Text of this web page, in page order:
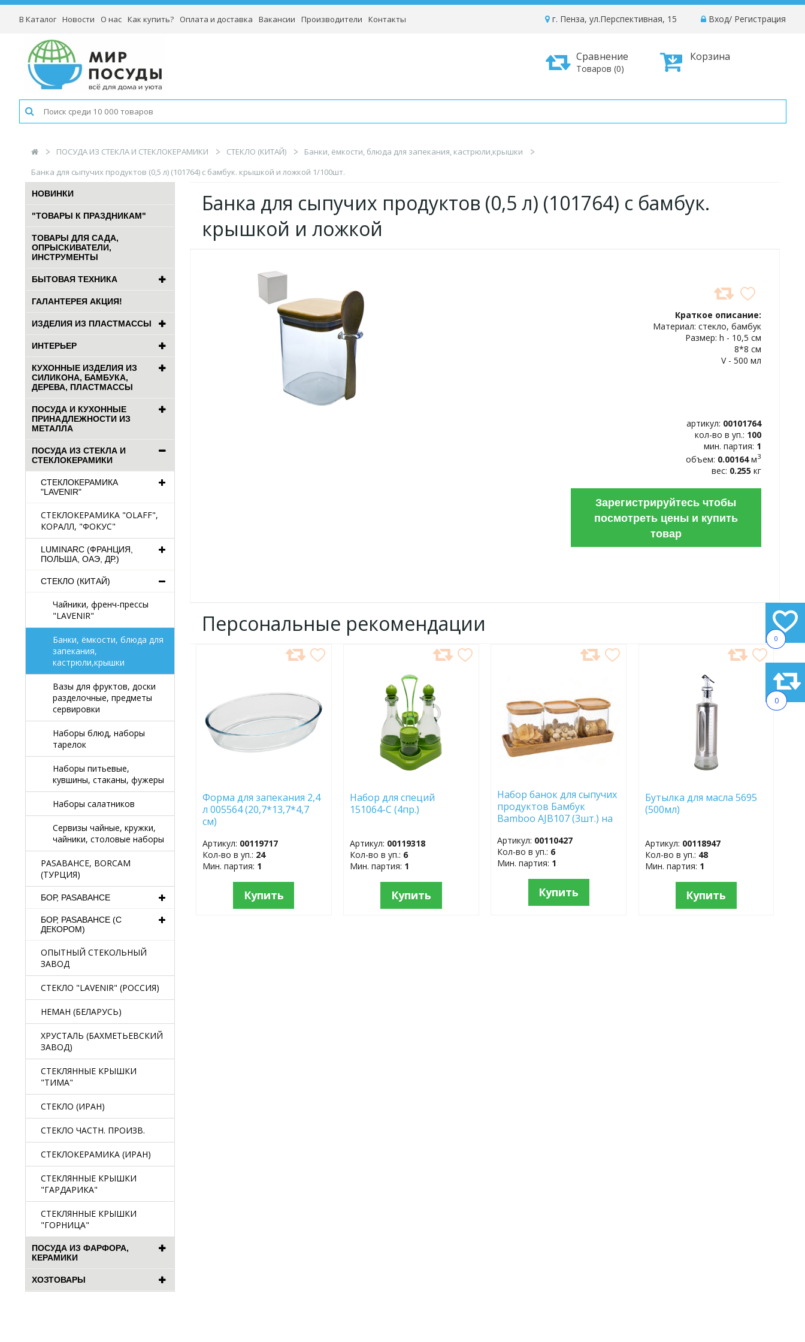
0
0
В Каталог Новости О нас Как купить? Оплата и доставка Вакансии Производители Контакты Вход/ Регистрация
г. Пенза, ул.Перспективная, 15
Корзина
Сравнение
Товаров (0)
ПОСУДА ИЗ СТЕКЛА И СТЕКЛОКЕРАМИКИ СТЕКЛО (КИТАЙ)
Банки, ёмкости, блюда для запекания, кастрюли,крышки
Банка для сыпучих продуктов (0,5 л) (101764) с бамбук. крышкой и ложкой 1/100шт.
НОВИНКИ
"ТОВАРЫ К ПРАЗДНИКАМ"
ТОВАРЫ ДЛЯ САДА,
ОПРЫСКИВАТЕЛИ,
ИНСТРУМЕНТЫ
БЫТОВАЯ ТЕХНИКА
ГАЛАНТЕРЕЯ АКЦИЯ!
ИЗДЕЛИЯ ИЗ ПЛАСТМАССЫ
ИНТЕРЬЕР
КУХОННЫЕ ИЗДЕЛИЯ ИЗ
СИЛИКОНА, БАМБУКА,
ДЕРЕВА, ПЛАСТМАССЫ
ПОСУДА И КУХОННЫЕ
ПРИНАДЛЕЖНОСТИ ИЗ
МЕТАЛЛА
ПОСУДА ИЗ СТЕКЛА И
СТЕКЛОКЕРАМИКИ
СТЕКЛОКЕРАМИКА
"LAVENIR"
СТЕКЛОКЕРАМИКА "OLAFF",
КОРАЛЛ, "ФОКУС"
LUMINARC (ФРАНЦИЯ,
ПОЛЬША, ОАЭ, ДР.)
СТЕКЛО (КИТАЙ)
Чайники, френч-прессы
"LAVENIR"
Банки, ёмкости, блюда для
запекания,
кастрюли,крышки
Вазы для фруктов, доски
разделочные, предметы
сервировки
Наборы блюд, наборы
тарелок
Наборы питьевые,
кувшины, стаканы, фужеры
Наборы салатников
Сервизы чайные, кружки,
чайники, столовые наборы
PASABAHCE, BORCAM
(ТУРЦИЯ)
БОР, PASABAHCE
БОР, PASABAHCE (С
ДЕКОРОМ)
ОПЫТНЫЙ СТЕКОЛЬНЫЙ
ЗАВОД
СТЕКЛО "LAVENIR" (РОССИЯ)
НЕМАН (БЕЛАРУСЬ)
ХРУСТАЛЬ (БАХМЕТЬЕВСКИЙ
ЗАВОД)
СТЕКЛЯННЫЕ КРЫШКИ
"ТИМА"
СТЕКЛО (ИРАН)
СТЕКЛО ЧАСТН. ПРОИЗВ.
СТЕКЛОКЕРАМИКА (ИРАН)
СТЕКЛЯННЫЕ КРЫШКИ
"ГАРДАРИКА"
СТЕКЛЯННЫЕ КРЫШКИ
"ГОРНИЦА"
ПОСУДА ИЗ ФАРФОРА,
КЕРАМИКИ
ХОЗТОВАРЫ
Банка для сыпучих продуктов (0,5 л) (101764) с бамбук.
крышкой и ложкой
Краткое описание:
Материал: стекло, бамбук
Размер: h - 10,5 см
8*8 см
V - 500 мл
артикул: 00101764
кол-во в уп.: 100
мин. партия: 1
объем: 0.00164м3
вес: 0.255 кг
Зарегистрируйтесь чтобы
посмотреть цены и купить
товар
Персональные рекомендации
Форма для запекания 2,4
л 005564 (20,7*13,7*4,7
см)
Артикул: 00119717
Кол-во в уп.: 24
Мин. партия: 1
Купить
ИЗБРАННОЕ
Набор для специй
151064-C (4пр.)
Артикул: 00119318
Кол-во в уп.: 6
Мин. партия: 1
Купить
Набор банок для сыпучих
продуктов Бамбук
Bamboo AJB107 (3шт.) на
Артикул: 00110427
Кол-во в уп.: 6
Мин. партия: 1
Купить
ИЗБРАННОЕ
Бутылка для масла 5695
(500мл)
Артикул: 00118947
Кол-во в уп.: 48
Мин. партия: 1
Купить